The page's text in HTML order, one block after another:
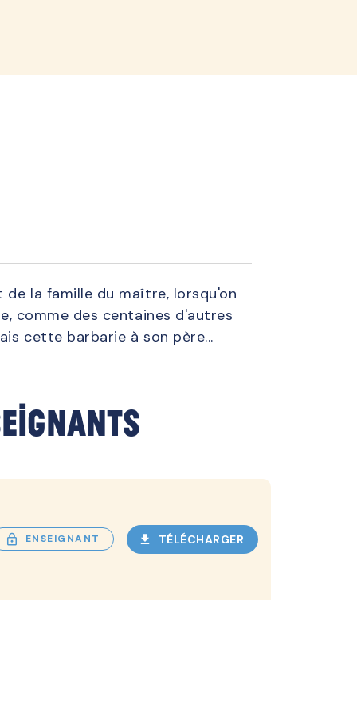
de la famille du maître, lorsqu'on
comme des centaines d'autres
cette barbarie à son père...
lock_outlinedENSEIGNANT download TÉLÉCHARGER